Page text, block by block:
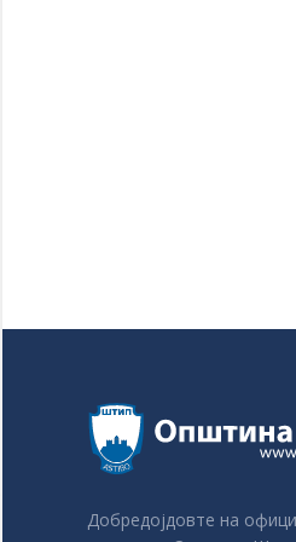
Добредојдовте на